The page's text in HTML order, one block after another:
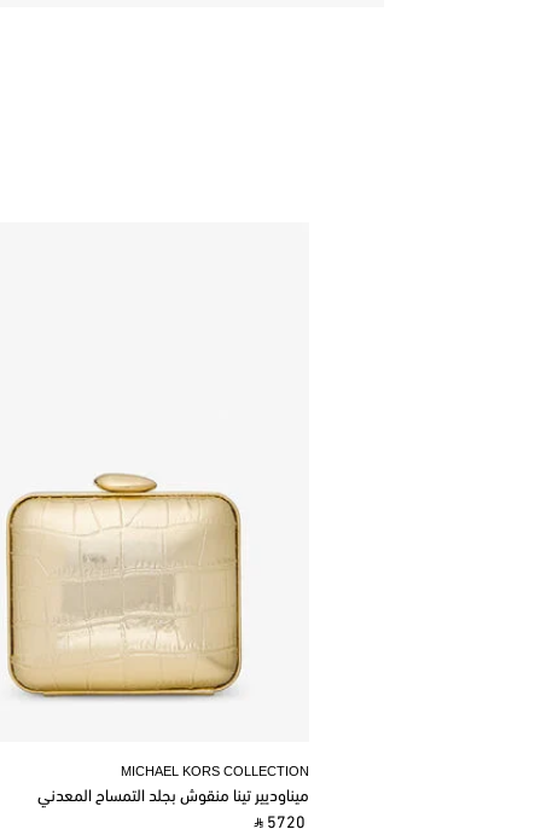
MICHAEL KORS COLLECTION
ميناوديير تينا منقوش بجلد التمساح المعدني
‎ ⃁ 5720 ‎